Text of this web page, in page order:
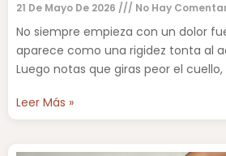
21 De Mayo De 2026 No Hay
No siempre empieza con un dolor
aparece como una rigidez tonta al
Luego notas que giras peor el cuello,
Leer Más »